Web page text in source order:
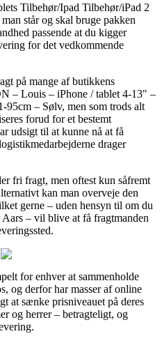
Tilbehør/Ipad Tilbehør/iPad 2
står og skal bruge pakken
passende at du kigger
for det vedkommende
på mange af butikkens
– Louis – iPhone / tablet 4-13" –
95cm – Sølv, men som trods alt
forud for et bestemt
udsigt til at kunne nå at få
drager
fri fragt, men oftest kun såfremt
kan man overveje den
gerne – uden hensyn til om du
– vil blive at få fragtmanden
for enhver at sammenholde
og derfor har masser af online
at sænke prisniveauet på deres
og herrer – betragteligt, og